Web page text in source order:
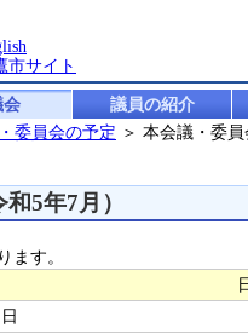
市サイト
会
議員の紹介
委員会の予定 ＞ 本会議・委
5年7月）
ます。